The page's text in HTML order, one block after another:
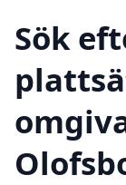
Sök